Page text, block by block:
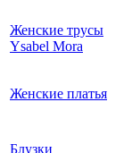
Женские трусы
Ysabel Mora
Женские платья
Блузки